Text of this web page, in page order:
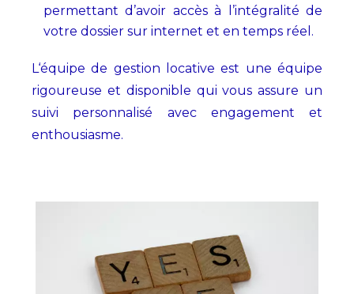
permettant d’avoir accès à l’intégralité de
votre dossier sur internet et en temps réel.
L‘équipe de gestion locative est une équipe
rigoureuse et disponible qui vous assure un
suivi personnalisé avec engagement et
enthousiasme.